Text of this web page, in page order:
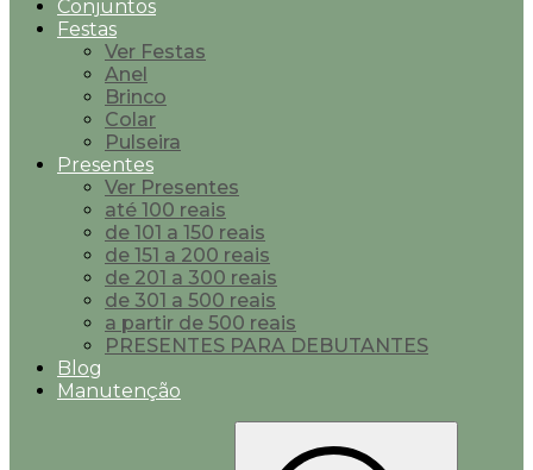
Conjuntos
Festas
Ver Festas
Anel
Brinco
Colar
Pulseira
Presentes
Ver Presentes
até 100 reais
de 101 a 150 reais
de 151 a 200 reais
de 201 a 300 reais
de 301 a 500 reais
a partir de 500 reais
PRESENTES PARA DEBUTANTES
Blog
Manutenção